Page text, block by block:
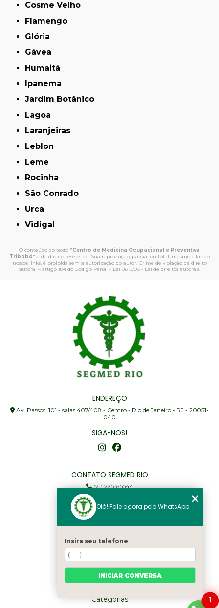
Cosme Velho
Flamengo
Glória
Gávea
Humaitá
Ipanema
Jardim Botânico
Lagoa
Laranjeiras
Leblon
Leme
Rocinha
São Conrado
Urca
Vidigal
O conteúdo do texto "Centro de Medicina Ocupacional e Preventiva
Tribobó" é de direito reservado. Sua reprodução, parcial ou total, mesmo citando
nossos links, é proibida sem a autorização do autor. Crime de violação de direito
autoral – artigo 184 do Código Penal – Lei 9610/98 - Lei de direitos autorais.
ENDEREÇO
Av. Passos, 101 - salas 407/408 - Centro - Rio de Janeiro - RJ - 20051-
040
SIGA-NOS!
CONTATO SEGMED RIO
(21) 2253-5544
(21) 97905-3352
segmed@segmedrio.com.br
Home
Institucional
Serviços
Categorias
1
Olá! Fale agora pelo WhatsApp
Insira seu telefone
INICIAR CONVERSA